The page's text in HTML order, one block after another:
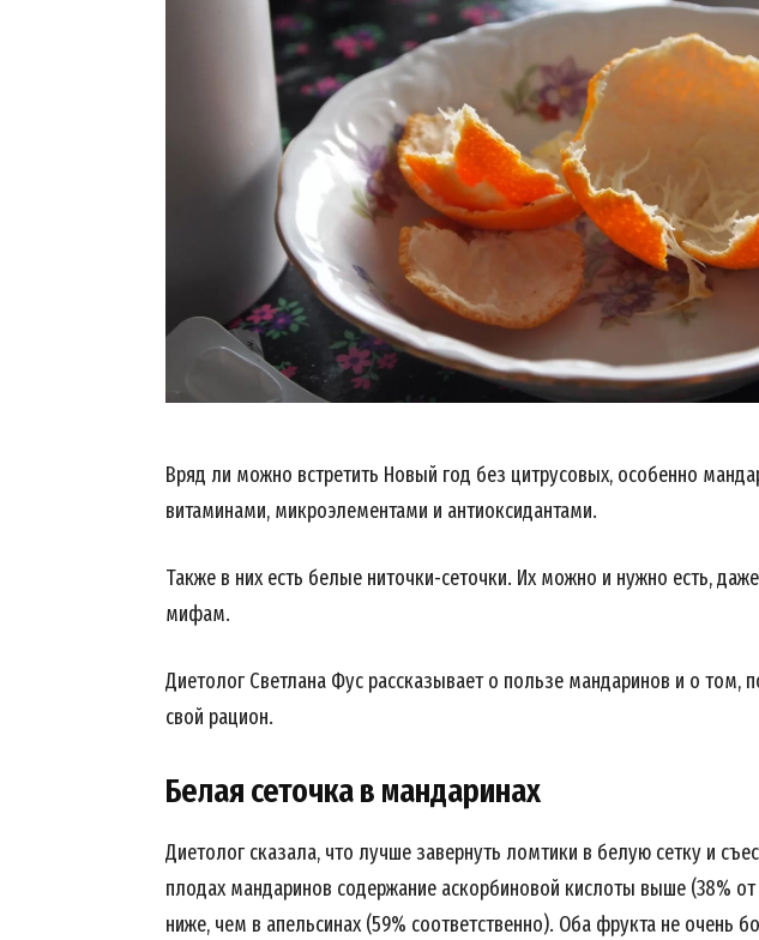
Вряд ли можно встретить Новый год без цитрусовых, особенно
витаминами, микроэлементами и антиоксидантами.
Также в них есть белые ниточки-сеточки. Их можно и нужно есть,
мифам.
Диетолог Светлана Фус рассказывает о пользе мандаринов и о том,
свой рацион.
Белая сеточка в мандаринах
Диетолог сказала, что лучше завернуть ломтики в белую сетку и
плодах мандаринов содержание аскорбиновой кислоты выше (38%
ниже, чем в апельсинах (59% соответственно).⁣⁣ Оба фрукта не очень